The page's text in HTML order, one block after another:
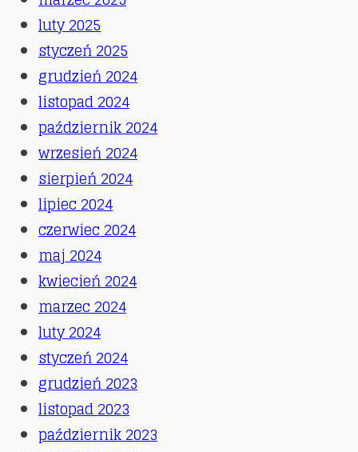
luty 2025
styczeń 2025
grudzień 2024
listopad 2024
październik 2024
wrzesień 2024
sierpień 2024
lipiec 2024
czerwiec 2024
maj 2024
kwiecień 2024
marzec 2024
luty 2024
styczeń 2024
grudzień 2023
listopad 2023
październik 2023